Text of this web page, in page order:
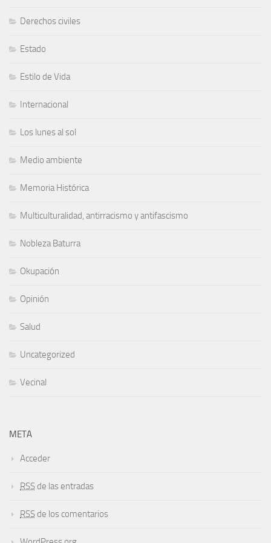
Derechos civiles
Estado
Estilo de Vida
Internacional
Los lunes al sol
Medio ambiente
Memoria Histórica
Multiculturalidad, antirracismo y antifascismo
Nobleza Baturra
Okupación
Opinión
Salud
Uncategorized
Vecinal
META
Acceder
RSS de las entradas
RSS de los comentarios